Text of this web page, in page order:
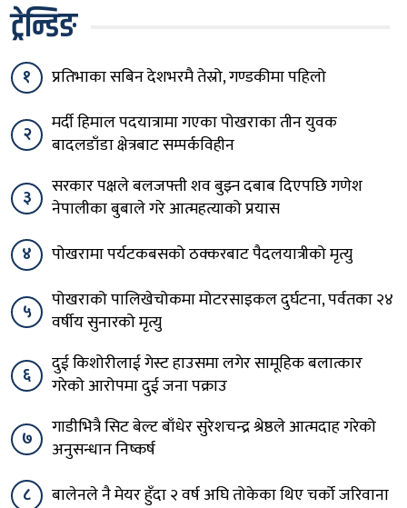
ट्रेन्डिङ
१ प्रतिभाका सबिन देशभरमै तेस्रो, गण्डकीमा पहिलो
२
मर्दी हिमाल पदयात्रामा गएका पोखराका तीन युवक
बादलडाँडा क्षेत्रबाट सम्पर्कविहीन
३
सरकार पक्षले बलजफ्ती शव बुझ्न दबाब दिएपछि गणेश
नेपालीका बुबाले गरे आत्महत्याको प्रयास
४
पोखरामा पर्यटकबसको ठक्करबाट पैदलयात्रीको मृत्यु
५
पोखराको पालिखेचोकमा मोटरसाइकल दुर्घटना, पर्वतका २४
वर्षीय सुनारको मृत्यु
६
दुई किशोरीलाई गेस्ट हाउसमा लगेर सामूहिक बलात्कार
गरेको आरोपमा दुई जना पक्राउ
७
गाडीभित्रै सिट बेल्ट बाँधेर सुरेशचन्द्र श्रेष्ठले आत्मदाह गरेको
अनुसन्धान निष्कर्ष
८
बालेनले नै मेयर हुँदा २ वर्ष अघि तोकेका थिए चर्को जरिवाना